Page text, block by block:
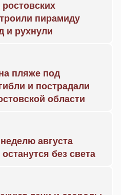
пирамиду
и рухнули
пляже под
и пострадали
области
августа
без света